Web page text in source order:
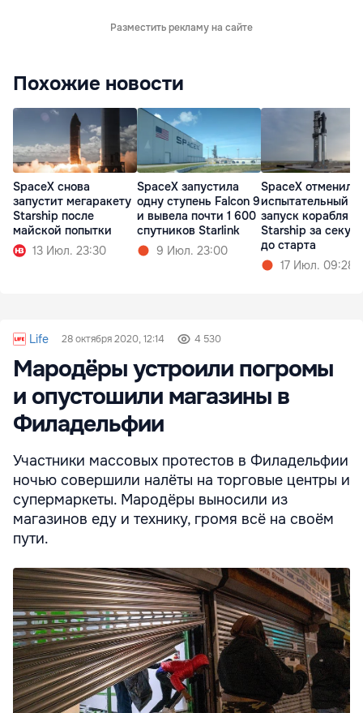
Разместить рекламу на сайте
Похожие новости
SpaceX снова
запустит мегаракету
Starship после
майской попытки
13 Июл. 23:30
SpaceX запустила
одну ступень Falcon 9
и вывела почти 1 600
спутников Starlink
9 Июл. 23:00
SpaceX отменила
испытательный
запуск корабля
Starship за
до старта
17 Июл. 09:28
Life 28 октября 2020, 12:14 4 530
Мародёры устроили погромы
и опустошили магазины в
Филадельфии
Участники массовых протестов в Филадельфии
ночью совершили налёты на торговые центры и
супермаркеты. Мародёры выносили из
магазинов еду и технику, громя всё на своём
пути.